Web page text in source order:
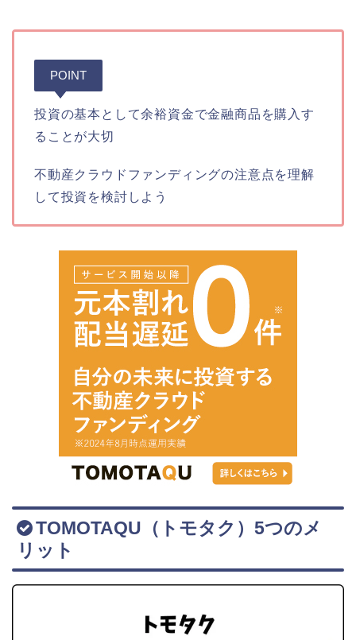
POINT
投資の基本として余裕資金で金融商品を購入す
ることが大切
不動産クラウドファンディングの注意点を理解
して投資を検討しよう
TOMOTAQU（トモタク）5つのメ
リット